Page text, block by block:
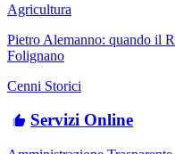
Agricultura
Pietro Alemanno: quando il
Folignano
Cenni Storici
Servizi Online